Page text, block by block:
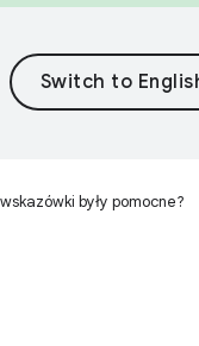
były pomocne?